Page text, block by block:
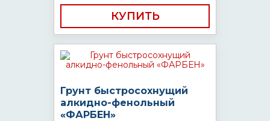
КУПИТЬ
Грунт быстросохнущий
алкидно-фенольный
«ФАРБЕН»